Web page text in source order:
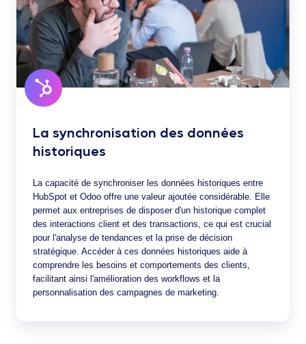
La synchronisation des données
historiques
La capacité de synchroniser les données historiques entre
HubSpot et Odoo offre une valeur ajoutée considérable. Elle
permet aux entreprises de disposer d'un historique complet
des interactions client et des transactions, ce qui est crucial
pour l'analyse de tendances et la prise de décision
stratégique. Accéder à ces données historiques aide à
comprendre les besoins et comportements des clients,
facilitant ainsi l'amélioration des workflows et la
personnalisation des campagnes de marketing.